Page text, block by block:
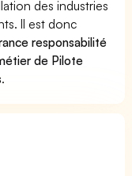
des industries
Il est donc
responsabilité
de Pilote
.